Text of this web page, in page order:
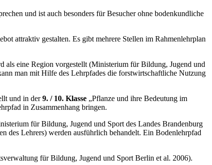
und ist auch besonders für Besucher ohne bodenkundliche
attraktiv gestalten. Es gibt mehrere Stellen im Rahmenlehrplan
als eine Region vorgestellt (Ministerium für Bildung, Jugend und
man mit Hilfe des Lehrpfades die forstwirtschaftliche Nutzung
und in der9. / 10. Klasse „Pflanze und ihre Bedeutung im
in Zusammenhang bringen.
für Bildung, Jugend und Sport des Landes Brandenburg
des Lehrers) werden ausführlich behandelt. Ein Bodenlehrpfad
für Bildung, Jugend und Sport Berlin et al. 2006).